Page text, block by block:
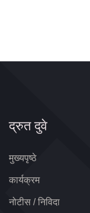
द्रुत दुवे
मुख्यपृष्ठे
कार्यक्रम
नोटीस / निविदा